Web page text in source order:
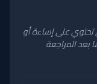
تحتوي على إساءة أو
المراجعة